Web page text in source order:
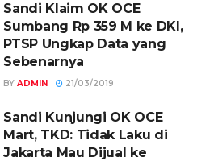
Sandi Klaim OK OCE
Sumbang Rp 359 M ke DKI,
PTSP Ungkap Data yang
Sebenarnya
BY ADMIN 21/03/2019
Sandi Kunjungi OK OCE
Mart, TKD: Tidak Laku di
Jakarta Mau Dijual ke